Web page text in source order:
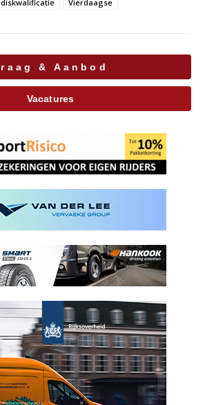
diskwalificatie Vierdaagse
Vraag & Aanbod
Vacatures